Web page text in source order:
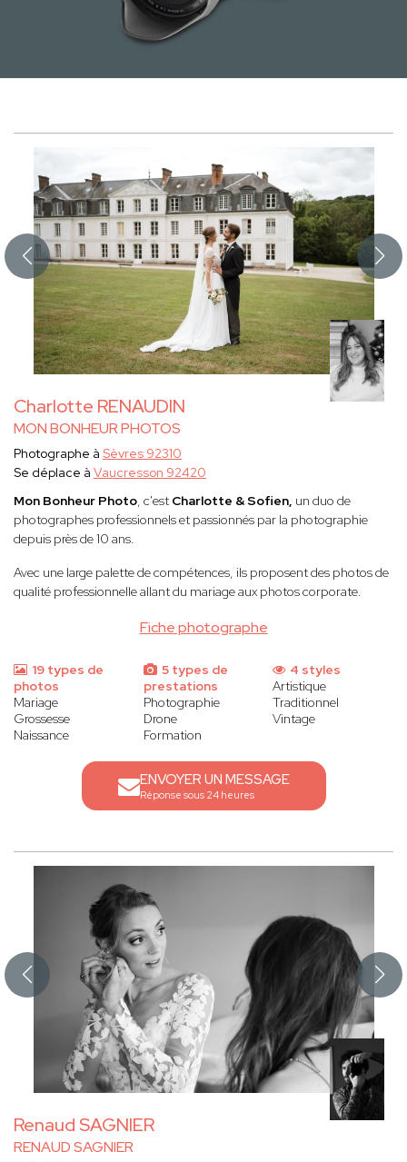
Charlotte RENAUDIN
MON BONHEUR PHOTOS
Fiche photographe
Photographe à Sèvres 92310
Se déplace à Vaucresson 92420
Mon Bonheur Photo, c'est Charlotte & Sofien, un duo de
photographes professionnels et passionnés par la photographie
depuis près de 10 ans.
Avec une large palette de compétences, ils proposent des photos de
qualité professionnelle allant du mariage aux photos corporate.
19 types de
photos
Mariage
Grossesse
Naissance
5 types de
prestations
Photographie
Drone
Formation
4 styles
Artistique
Traditionnel
Vintage
ENVOYER UN MESSAGE
Réponse sous 24 heures
Renaud SAGNIER
RENAUD SAGNIER